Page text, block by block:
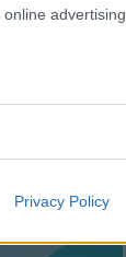
advertising
Privacy Policy
με τα
με